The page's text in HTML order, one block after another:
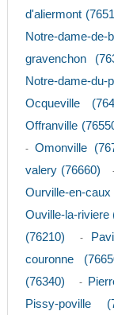
d'aliermont
Notre-dame-
gravenchon
Notre-dame-
Ocqueville
Offranville
- Omonville
valery (76660)
Ourville-en-
Ouville-la-riviere
(76210)
-
couronne
(76340)
-
Pissy-poville